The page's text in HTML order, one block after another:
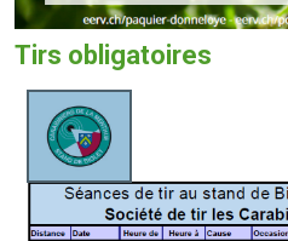
Tirs obligatoires